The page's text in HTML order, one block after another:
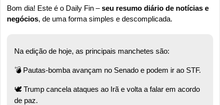
Bom dia! Este é o Daily Fin – seu resumo diário de notícias e
negócios, de uma forma simples e descomplicada.
Na edição de hoje, as principais manchetes são:
💣 Pautas-bomba avançam no Senado e podem ir ao STF.
🕊️ Trump cancela ataques ao Irã e volta a falar em acordo
de paz.